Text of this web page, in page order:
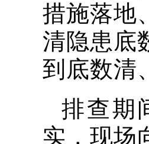
措施落地
清隐患底
到底数清
排查期
实，现场